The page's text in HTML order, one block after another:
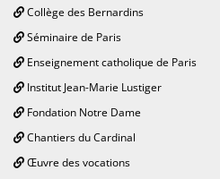
Collège des Bernardins
Séminaire de Paris
Enseignement catholique de Paris
Institut Jean-Marie Lustiger
Fondation Notre Dame
Chantiers du Cardinal
Œuvre des vocations